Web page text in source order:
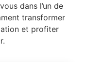
dans l’un de
transformer
et profiter